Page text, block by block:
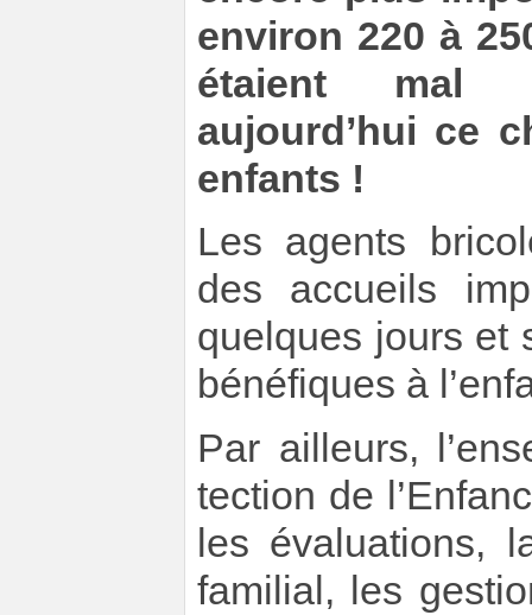
environ 220 à
étaient mal
aujourd’hui ce
enfants !
Les agents
des accueils
quelques jours et
bénéfiques à
Par ailleurs,
tection de
les évaluations,
familial, les